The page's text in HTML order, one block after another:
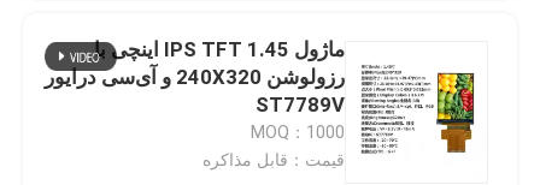
تور کارخانه
ماژول IPS TFT 1.45 اینچی با
رزولوشن 240X320 و آی‌سی درایور
ST7789V
MOQ：1000
قیمت：قابل مذاکره